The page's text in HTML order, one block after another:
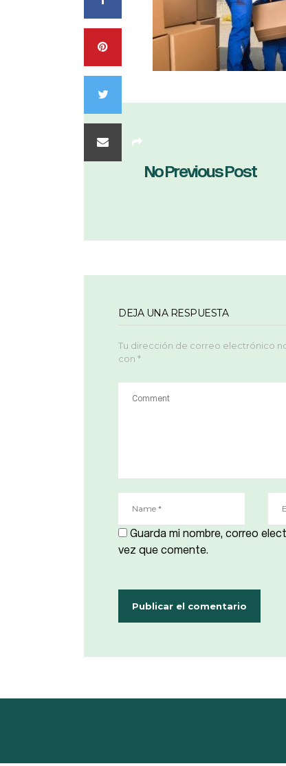
No Previous Post
DEJA UNA RESPUESTA
Tu dirección de correo electrónico
con *
Guarda mi nombre, correo
vez que comente.